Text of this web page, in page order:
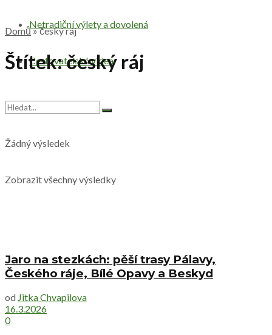
Netradiční výlety a dovolená
Cestovatelská videa
Žádný výsledek
Zobrazit všechny výsledky
Domů»český ráj
Štítek:český ráj
Jaro na stezkách: pěší trasy Pálavy,
Českého ráje, Bílé Opavy a Beskyd
od Jitka Chvapilova
16.3.2026
0